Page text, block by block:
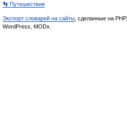
👣 Путешествия
Экспорт словарей на сайты , сделанные на PHP,
WordPress, MODx.